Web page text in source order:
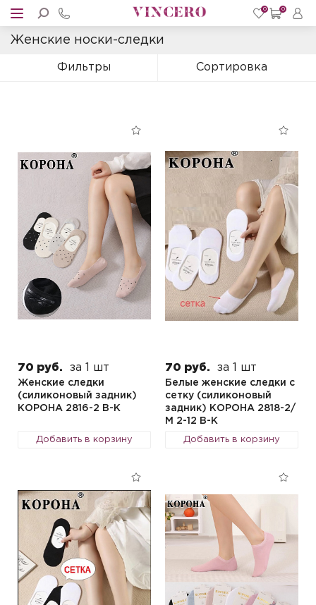
0 0
Женские носки-следки
Фильтры Сортировка
70 руб. за 1 шт
Женские следки
(силиконовый задник)
КОРОНА 2816-2 B-K
Добавить в корзину
70 руб. за 1 шт
Белые женские следки с
сетку (силиконовый
задник) КОРОНА 2818-2/
М 2-12 B-K
Добавить в корзину